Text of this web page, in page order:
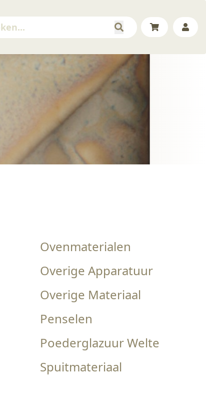
Ovenmaterialen
Overige Apparatuur
Overige Materiaal
Penselen
Poederglazuur Welte
Spuitmateriaal